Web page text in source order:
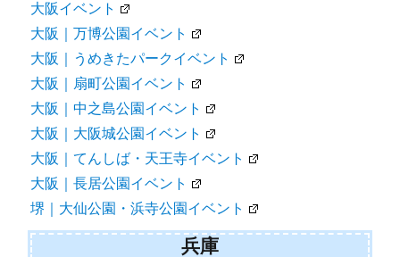
大阪イベント
大阪｜万博公園イベント
大阪｜うめきたパークイベント
大阪｜扇町公園イベント
大阪｜中之島公園イベント
大阪｜大阪城公園イベント
大阪｜てんしば・天王寺イベント
大阪｜長居公園イベント
堺｜大仙公園・浜寺公園イベント
兵庫